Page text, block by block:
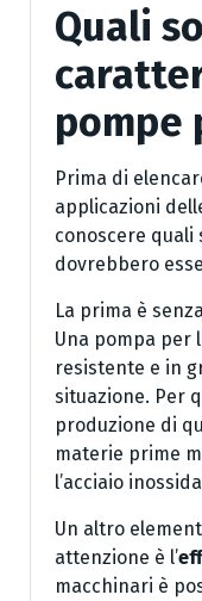
Quali
pompe
Prima di
applicazioni
conoscere quali
dovrebbero
La prima è
Una pompa per
resistente e in
situazione. Per
produzione di
materie prime
l’acciaio
Un altro
attenzione è l’
macchinari è